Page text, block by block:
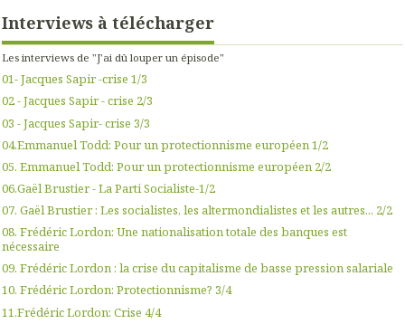
Interviews à télécharger
Les interviews de "J'ai dû louper un épisode"
01- Jacques Sapir -crise 1/3
02 - Jacques Sapir - crise 2/3
03 - Jacques Sapir- crise 3/3
04.Emmanuel Todd: Pour un protectionnisme européen 1/2
05. Emmanuel Todd: Pour un protectionnisme européen 2/2
06.Gaël Brustier - La Parti Socialiste-1/2
07. Gaël Brustier : Les socialistes, les altermondialistes et les autres... 2/2
08. Frédéric Lordon: Une nationalisation totale des banques est
nécessaire
09. Frédéric Lordon : la crise du capitalisme de basse pression salariale
10. Frédéric Lordon: Protectionnisme? 3/4
11.Frédéric Lordon: Crise 4/4